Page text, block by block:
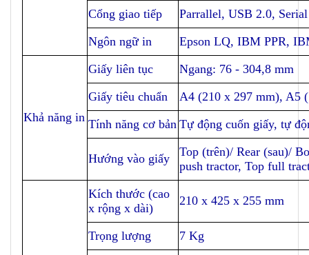
Cổng giao tiếp
Parrallel, USB 2.0,
Ngôn ngữ in
Epson LQ, IBM PPR,
Khả năng in
Giấy liên tục
Ngang: 76 - 304,8 mm
Giấy tiêu chuẩn
A4 (210 x 297 mm), A5
Tính năng cơ bản Tự động cuốn giấy, tự
Hướng vào giấy
Top (trên)/ Rear (sau)/
push tractor, Top full
Kích thước (cao
x rộng x dài)
210 x 425 x 255 mm
Trọng lượng
7 Kg